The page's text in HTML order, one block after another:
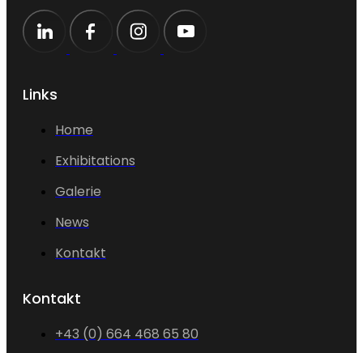
Links
Home
Exhibitations
Galerie
News
Kontakt
Kontakt
+43 (0) 664 468 65 80